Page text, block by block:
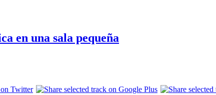
en una sala pequeña